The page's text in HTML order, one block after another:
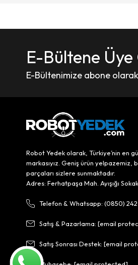
E-Bültene Üye
E-Bültenimize abone
Robot Yedek olarak, Türkiye’nin en
markasıyız. Geniş ürün
parçaları sizlere sunmaktadır.
Adres: Ferhatpaşa Mah. Ayışığı
Telefon & Whatsapp: (0850)
Satış & Pazarlama: [email
Satış Sonrası Destek: [email